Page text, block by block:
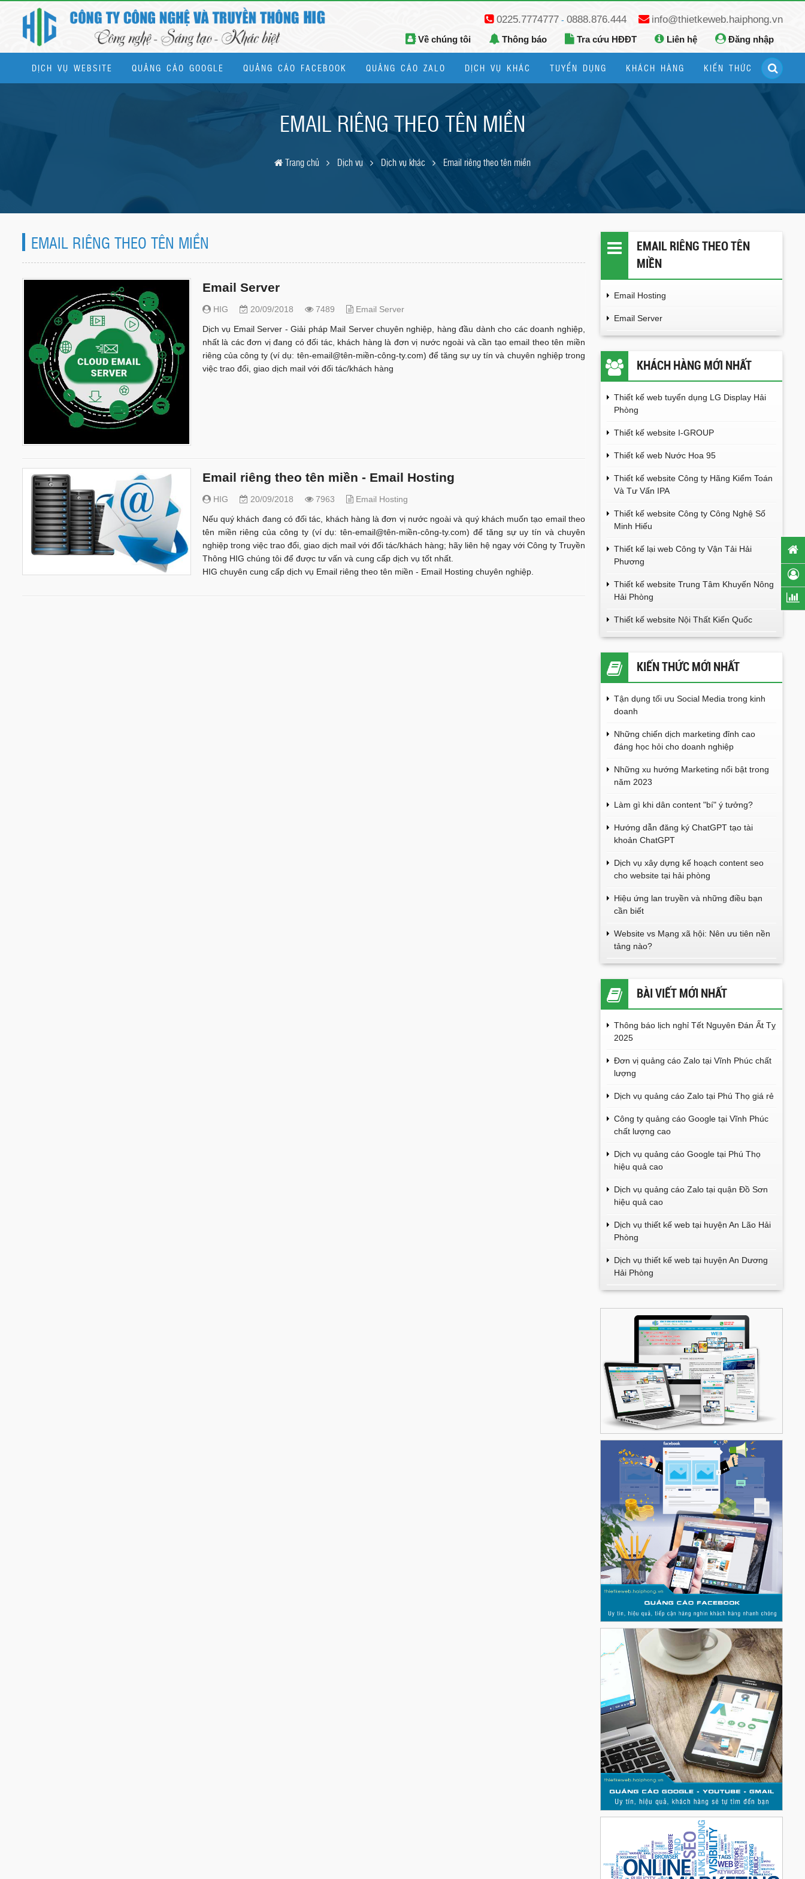
0225.7774777 - 0888.876.444 info@thietkeweb.haiphong.vn
Về chúng tôi Thông báo Tra cứu HĐĐT Liên hệ Đăng nhập
DỊCH VỤ WEBSITE QUẢNG CÁO GOOGLE QUẢNG CÁO FACEBOOK QUẢNG CÁO ZALO DỊCH VỤ KHÁC TUYỂN DỤNG KHÁCH HÀNG KIẾN THỨC
EMAIL RIÊNG THEO TÊN MIỀN
Trang chủ Dịch vụ Dịch vụ khác Email riêng theo tên miền
EMAIL RIÊNG THEO TÊN MIỀN
Email Server
HIG 20/09/2018 7489 Email Server
Dịch vụ Email Server - Giải pháp Mail Server chuyên nghiệp, hàng đầu dành cho các doanh nghiệp,
nhất là các đơn vị đang có đối tác, khách hàng là đơn vị nước ngoài và cần tạo email theo tên miền
riêng của công ty (ví dụ: tên-email@tên-miền-công-ty.com) để tăng sự uy tín và chuyên nghiệp trong
việc trao đổi, giao dịch mail với đối tác/khách hàng
Email riêng theo tên miền - Email Hosting
HIG 20/09/2018 7963 Email Hosting
Nếu quý khách đang có đối tác, khách hàng là đơn vị nước ngoài và quý khách muốn tạo email theo
tên miền riêng của công ty (ví dụ: tên-email@tên-miền-công-ty.com) để tăng sự uy tín và chuyên
nghiệp trong việc trao đổi, giao dịch mail với đối tác/khách hàng; hãy liên hệ ngay với Công ty Truyền
Thông HIG chúng tôi để được tư vấn và cung cấp dịch vụ tốt nhất.
HIG chuyên cung cấp dịch vụ Email riêng theo tên miền - Email Hosting chuyên nghiệp.
EMAIL RIÊNG THEO TÊN
MIỀN
Email Hosting
Email Server
KHÁCH HÀNG MỚI NHẤT
Thiết kế web tuyển dụng LG Display Hải
Phòng
Thiết kế website I-GROUP
Thiết kế web Nước Hoa 95
Thiết kế website Công ty Hãng Kiểm Toán
Và Tư Vấn IPA
Thiết kế website Công ty Công Nghệ Số
Minh Hiếu
Thiết kế lại web Công ty Vận Tải Hải
Phương
Thiết kế website Trung Tâm Khuyến Nông
Hải Phòng
Thiết kế website Nội Thất Kiến Quốc
KIẾN THỨC MỚI NHẤT
Tận dụng tối ưu Social Media trong kinh
doanh
Những chiến dịch marketing đỉnh cao
đáng học hỏi cho doanh nghiệp
Những xu hướng Marketing nổi bật trong
năm 2023
Làm gì khi dân content "bí" ý tưởng?
Hướng dẫn đăng ký ChatGPT tạo tài
khoản ChatGPT
Dịch vụ xây dựng kế hoạch content seo
cho website tại hải phòng
Hiệu ứng lan truyền và những điều bạn
cần biết
Website vs Mạng xã hội: Nên ưu tiên nền
tảng nào?
BÀI VIẾT MỚI NHẤT
Thông báo lịch nghỉ Tết Nguyên Đán Ất Tỵ
2025
Đơn vị quảng cáo Zalo tại Vĩnh Phúc chất
lượng
Dịch vụ quảng cáo Zalo tại Phú Thọ giá rẻ
Công ty quảng cáo Google tại Vĩnh Phúc
chất lượng cao
Dịch vụ quảng cáo Google tại Phú Thọ
hiệu quả cao
Dịch vụ quảng cáo Zalo tại quận Đồ Sơn
hiệu quả cao
Dịch vụ thiết kế web tại huyện An Lão Hải
Phòng
Dịch vụ thiết kế web tại huyện An Dương
Hải Phòng